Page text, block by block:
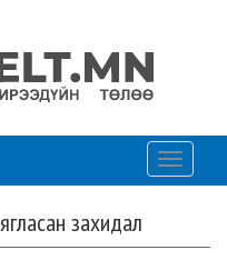
Toggle
захидал